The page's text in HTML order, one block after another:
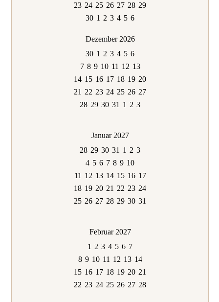
23 24 25 26 27 28 29
30 1 2 3 4 5 6
Dezember 2026
30 1 2 3 4 5 6
7 8 9 10 11 12 13
14 15 16 17 18 19 20
21 22 23 24 25 26 27
28 29 30 31 1 2 3
Januar 2027
28 29 30 31 1 2 3
4 5 6 7 8 9 10
11 12 13 14 15 16 17
18 19 20 21 22 23 24
25 26 27 28 29 30 31
Februar 2027
1 2 3 4 5 6 7
8 9 10 11 12 13 14
15 16 17 18 19 20 21
22 23 24 25 26 27 28